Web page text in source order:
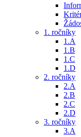
1. ročníky
1.A
1.B
1.C
1.D
2. ročníky
2.A
2.B
2.C
2.D
3. ročníky
3.A